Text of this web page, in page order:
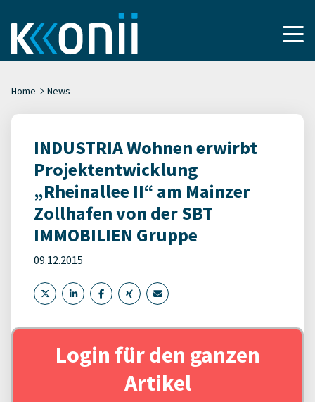
Home News
INDUSTRIA Wohnen erwirbt
Projektentwicklung
„Rheinallee II“ am Mainzer
Zollhafen von der SBT
IMMOBILIEN Gruppe
09.12.2015
Login für den ganzen
Artikel